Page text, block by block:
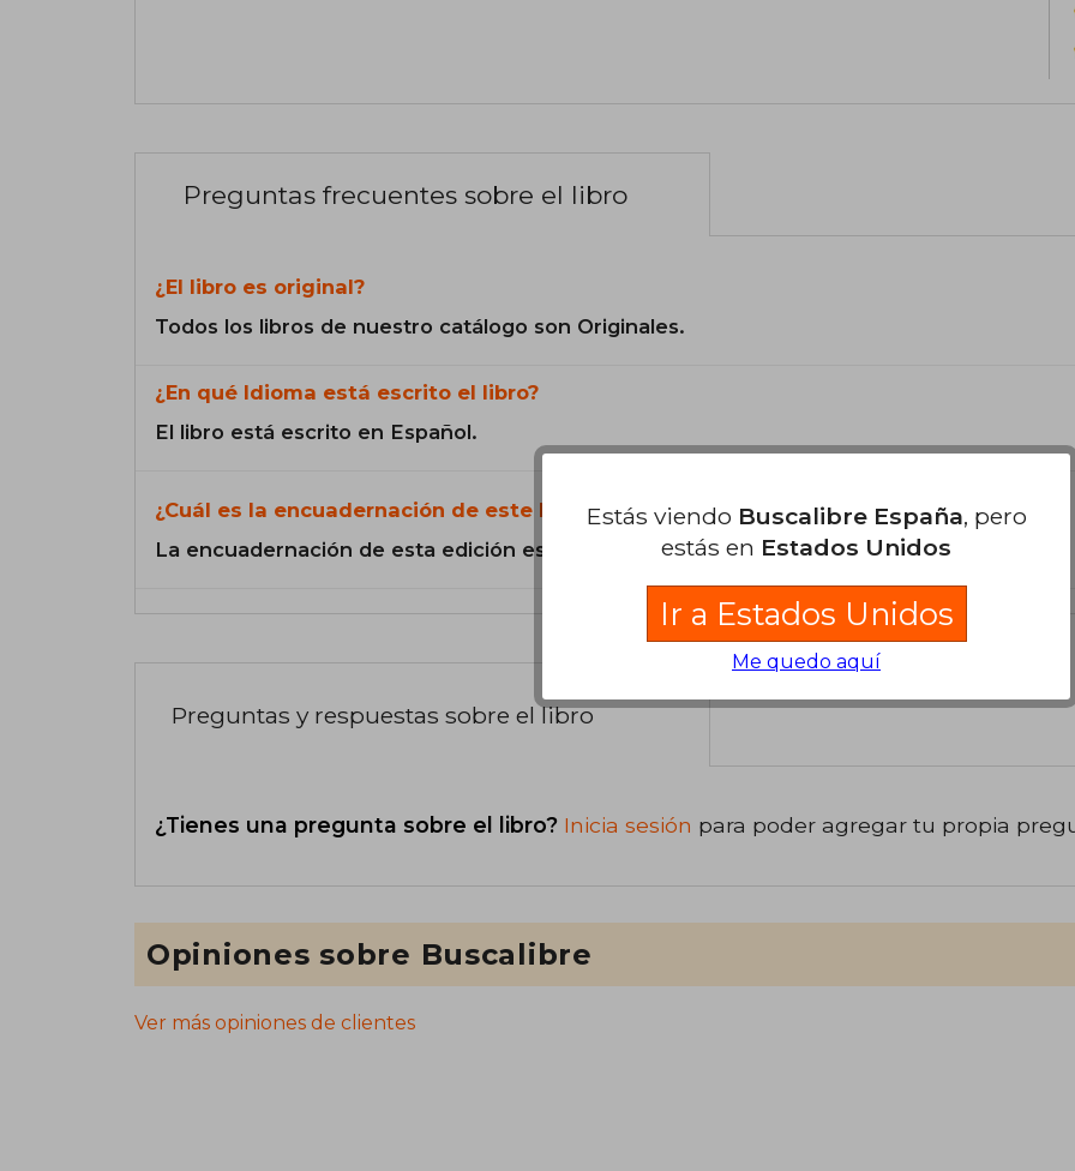
Preguntas frecuentes sobre el libro
¿El libro es original?
Todos los libros de nuestro catálogo son Originales.
¿En qué Idioma está escrito el libro?
El libro está escrito en Español.
¿Cuál es la encuadernación de este libro?
La encuadernación de esta edición es Tapa Blanda.
Preguntas y respuestas sobre el libro
¿Tienes una pregunta sobre el libro? Inicia sesión para poder agregar tu propia
Opiniones sobre Buscalibre
Ver más opiniones de clientes
Estás viendo Buscalibre España, pero
estás en Estados Unidos
Ir a Estados Unidos
Me quedo aquí